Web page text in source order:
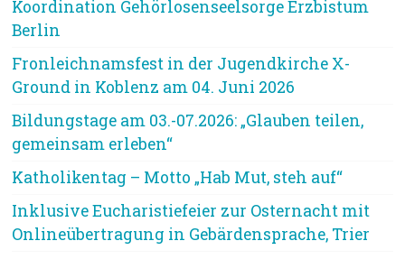
Koordination Gehörlosenseelsorge Erzbistum
Berlin
Fronleichnamsfest in der Jugendkirche X-
Ground in Koblenz am 04. Juni 2026
Bildungstage am 03.-07.2026: „Glauben teilen,
gemeinsam erleben“
Katholikentag – Motto „Hab Mut, steh auf“
Inklusive Eucharistiefeier zur Osternacht mit
Onlineübertragung in Gebärdensprache, Trier